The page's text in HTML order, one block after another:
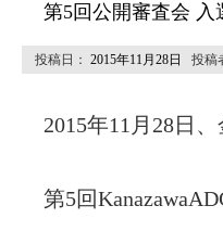
第5回公開審査会 入
投稿日： 2015年11月28日 投稿
2015年11月28日
第5回